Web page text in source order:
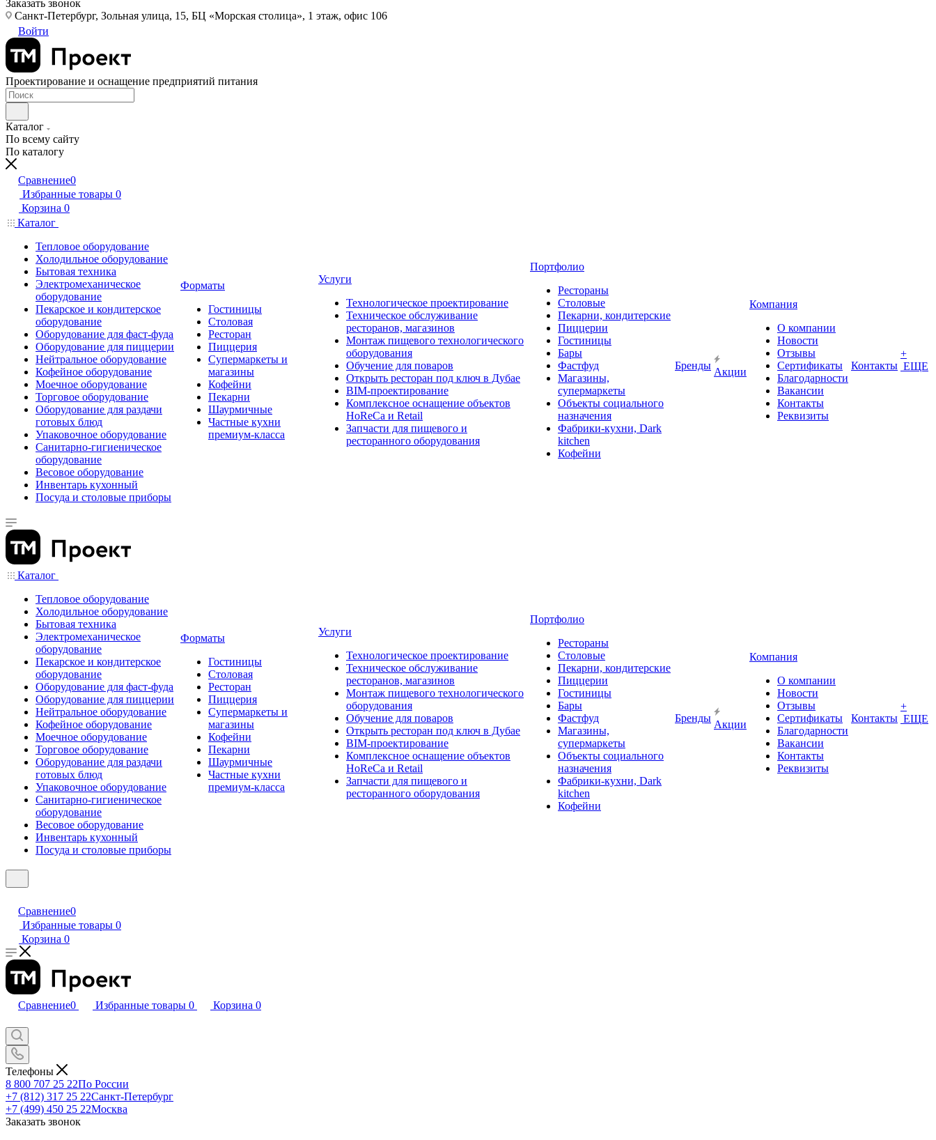
Заказать звонок
Санкт-Петербург, Зольная улица, 15, БЦ «Морская столица», 1 этаж, офис 106
Войти
Проектирование и оснащение предприятий питания
Каталог
По всему сайту
По каталогу
Сравнение0
Избранные товары 0
Корзина 0
Каталог
Тепловое оборудование
Холодильное оборудование
Бытовая техника
Электромеханическое
оборудование
Пекарское и кондитерское
оборудование
Оборудование для фаст-фуда
Оборудование для пиццерии
Нейтральное оборудование
Кофейное оборудование
Моечное оборудование
Торговое оборудование
Оборудование для раздачи
готовых блюд
Упаковочное оборудование
Санитарно-гигиеническое
оборудование
Весовое оборудование
Инвентарь кухонный
Посуда и столовые приборы
Форматы
Гостиницы
Столовая
Ресторан
Пиццерия
Супермаркеты и
магазины
Кофейни
Пекарни
Шаурмичные
Частные кухни
премиум-класса
Услуги
Технологическое проектирование
Техническое обслуживание
ресторанов, магазинов
Монтаж пищевого технологического
оборудования
Обучение для поваров
Открыть ресторан под ключ в Дубае
BIM-проектирование
Комплексное оснащение объектов
HoReCa и Retail
Запчасти для пищевого и
ресторанного оборудования
Портфолио
Рестораны
Столовые
Пекарни, кондитерские
Пиццерии
Гостиницы
Бары
Фастфуд
Магазины,
супермаркеты
Объекты социального
назначения
Фабрики-кухни, Dark
kitchen
Кофейни
Бренды
Акции
Компания
О компании
Новости
Отзывы
Сертификаты
Благодарности
Вакансии
Контакты
Реквизиты
Контакты
+
ЕЩЕ
Каталог
Тепловое оборудование
Холодильное оборудование
Бытовая техника
Электромеханическое
оборудование
Пекарское и кондитерское
оборудование
Оборудование для фаст-фуда
Оборудование для пиццерии
Нейтральное оборудование
Кофейное оборудование
Моечное оборудование
Торговое оборудование
Оборудование для раздачи
готовых блюд
Упаковочное оборудование
Санитарно-гигиеническое
оборудование
Весовое оборудование
Инвентарь кухонный
Посуда и столовые приборы
Форматы
Гостиницы
Столовая
Ресторан
Пиццерия
Супермаркеты и
магазины
Кофейни
Пекарни
Шаурмичные
Частные кухни
премиум-класса
Услуги
Технологическое проектирование
Техническое обслуживание
ресторанов, магазинов
Монтаж пищевого технологического
оборудования
Обучение для поваров
Открыть ресторан под ключ в Дубае
BIM-проектирование
Комплексное оснащение объектов
HoReCa и Retail
Запчасти для пищевого и
ресторанного оборудования
Портфолио
Рестораны
Столовые
Пекарни, кондитерские
Пиццерии
Гостиницы
Бары
Фастфуд
Магазины,
супермаркеты
Объекты социального
назначения
Фабрики-кухни, Dark
kitchen
Кофейни
Бренды
Акции
Компания
О компании
Новости
Отзывы
Сертификаты
Благодарности
Вакансии
Контакты
Реквизиты
Контакты
+
ЕЩЕ
Сравнение0
Избранные товары 0
Корзина 0
Сравнение0 Избранные товары 0 Корзина 0
Телефоны
8 800 707 25 22По России
+7 (812) 317 25 22Санкт-Петербург
+7 (499) 450 25 22Москва
Заказать звонок